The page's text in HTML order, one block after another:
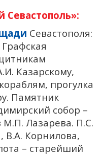
Севастополь»:
Севастополя:
Казарскому,
прогулка
Памятник
собор –
Лазарева. П.С.
В.А. Корнилова,
– старейший